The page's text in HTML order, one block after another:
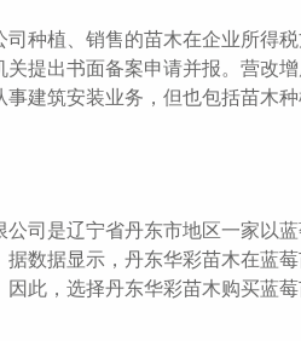
种植、销售的苗木在企业所得
提出书面备案申请并报。营改
建筑安装业务，但也包括苗木
司是辽宁省丹东市地区一家以蓝
数据显示，丹东华彩苗木在蓝
此，选择丹东华彩苗木购买蓝